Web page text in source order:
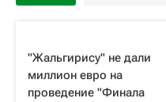
"Жальгирису" не дали
миллион евро на
проведение "Финала